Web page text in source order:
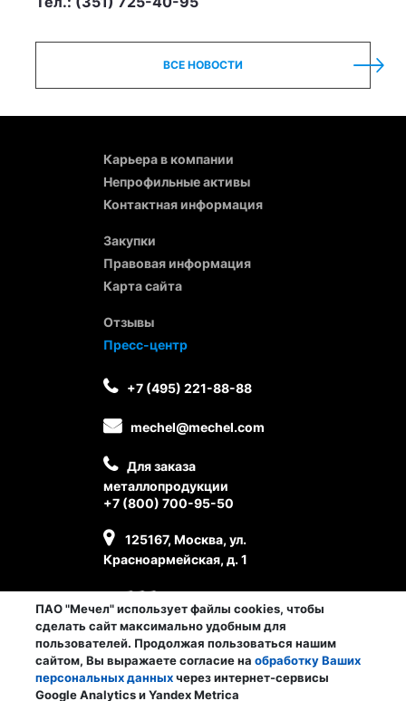
ВСЕ НОВОСТИ
Личный кабинет сотрудника
Карьера в компании
Непрофильные активы
Контактная информация
Закупки
Правовая информация
Карта сайта
Отзывы
Пресс-центр
+7 (495) 221-88-88
mechel@mechel.com
Для заказа
металлопродукции
+7 (800) 700-95-50
125167, Москва, ул.
Красноармейская, д. 1
ПАО "Мечел" использует файлы cookies, чтобы
сделать сайт максимально удобным для
пользователей. Продолжая пользоваться нашим
сайтом, Вы выражаете согласие на обработку Ваших
персональных данныхчерез интернет-сервисы
Google Analytics и Yandex Metrica